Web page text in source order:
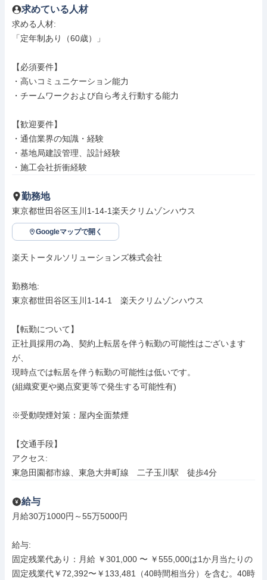
求めている人材
求める人材:
「定年制あり（60歳）」
【必須要件】
・高いコミュニケーション能力
・チームワークおよび自ら考え行動する能力
【歓迎要件】
・通信業界の知識・経験
・基地局建設管理、設計経験
・施工会社折衝経験
勤務地
東京都世田谷区玉川1-14-1楽天クリムゾンハウス
Googleマップで開く
楽天トータルソリューションズ株式会社
勤務地:
東京都世田谷区玉川1-14-1　楽天クリムゾンハウス
【転勤について】
正社員採用の為、契約上転居を伴う転勤の可能性はございます
が、
現時点では転居を伴う転勤の可能性は低いです。
(組織変更や拠点変更等で発生する可能性有)
※受動喫煙対策：屋内全面禁煙
【交通手段】
アクセス:
東急田園都市線、東急大井町線　二子玉川駅　徒歩4分
給与
月給30万1000円～55万5000円
給与:
固定残業代あり：月給 ￥301,000 〜 ￥555,000は1か月当たりの
固定残業代￥72,392〜￥133,481（40時間相当分）を含む。40時